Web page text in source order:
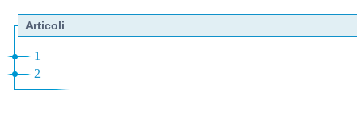
Articoli
1
2